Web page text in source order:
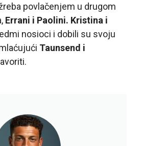
povlačenjem u drugom
Errani i Paolini. Kristina i
nosioci i dobili su svoju
Taunsend i